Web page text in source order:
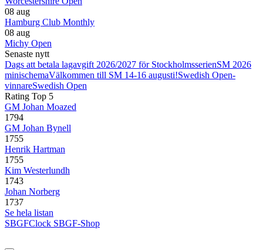
08 aug
Hamburg Club Monthly
08 aug
Michy Open
Senaste nytt
Dags att betala lagavgift 2026/2027 för StockholmsserienSM 2026
minischemaVälkommen till SM 14-16 augusti!Swedish Open-
vinnareSwedish Open
Rating Top 5
GM Johan Moazed
1794
GM Johan Bynell
1755
Henrik Hartman
1755
Kim Westerlundh
1743
Johan Norberg
1737
Se hela listan
SBGFClock SBGF-Shop